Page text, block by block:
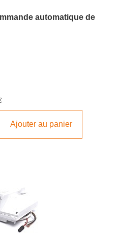
automatique de
Ajouter au panier